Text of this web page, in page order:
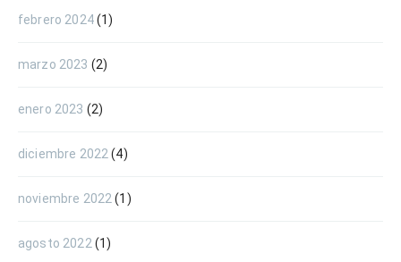
febrero 2024(1)
marzo 2023 (2)
enero 2023 (2)
diciembre 2022 (4)
noviembre 2022 (1)
agosto 2022 (1)